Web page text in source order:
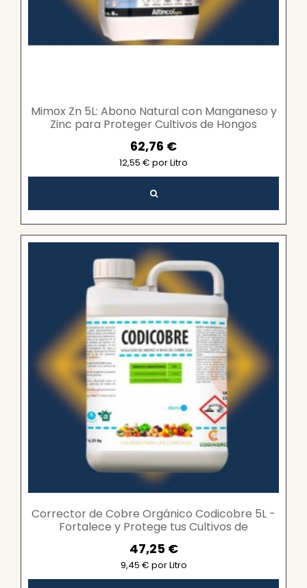
Mimox Zn 5L: Abono Natural con Manganeso y
Zinc para Proteger Cultivos de Hongos
Patógenos
62,76 €
12,55 € por Litro
Corrector de Cobre Orgánico Codicobre 5L -
Fortalece y Protege tus Cultivos de
47,25 €
9,45 € por Litro